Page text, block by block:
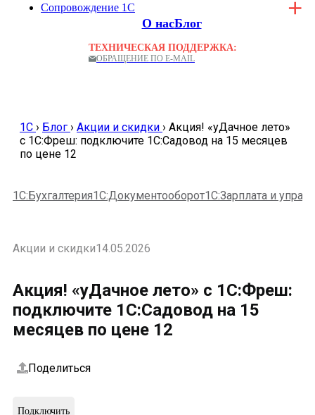
Сопровождение 1С
О насБлог
ТЕХНИЧЕСКАЯ ПОДДЕРЖКА:
ОБРАЩЕНИЕ ПО E-MAIL
1C › Блог › Акции и скидки › Акция! «уДачное лето»
с 1С:Фреш: подключите 1С:Садовод на 15 месяцев
по цене 12
1С:Бухгалтерия1С:Документооборот1С:Зарплата и
Акции и скидки14.05.2026
Акция! «уДачное лето» с 1С:Фреш:
подключите 1С:Садовод на 15
месяцев по цене 12
Поделиться
Подключить